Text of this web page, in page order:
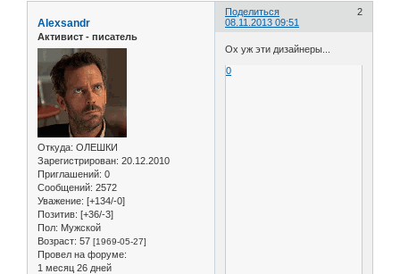
Поделиться
2
08.11.2013 09:51
Alexsandr
Активист - писатель
Откуда: ОЛЕШКИ
Зарегистрирован: 20.12.2010
Приглашений: 0
Сообщений: 2572
Уважение: [+134/-0]
Позитив: [+36/-3]
Пол: Мужской
Возраст: 57 [1969-05-27]
Провел на форуме:
1 месяц 26 дней
Ох уж эти дизайнеры...
0